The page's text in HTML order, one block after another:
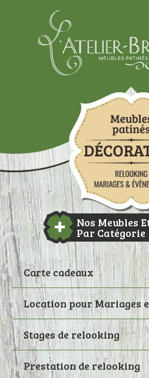
Nos Meubles
Par Catégorie
Carte cadeaux
Location pour Mariages
Stages de relooking
Prestation de relooking